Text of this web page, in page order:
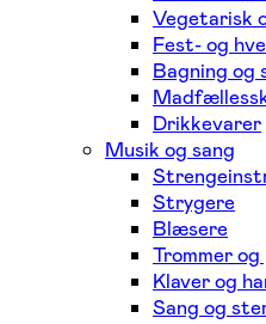
Vegetarisk
Fest- og
Bagning og
Drikkevarer
Musik og sang
Strygere
Blæsere
Trommer
Klaver og
Sang og